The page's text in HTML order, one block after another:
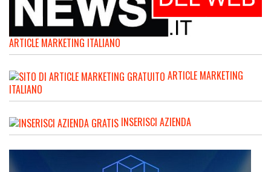
ARTICLE MARKETING ITALIANO
ARTICLE MARKETING
ITALIANO
INSERISCI AZIENDA